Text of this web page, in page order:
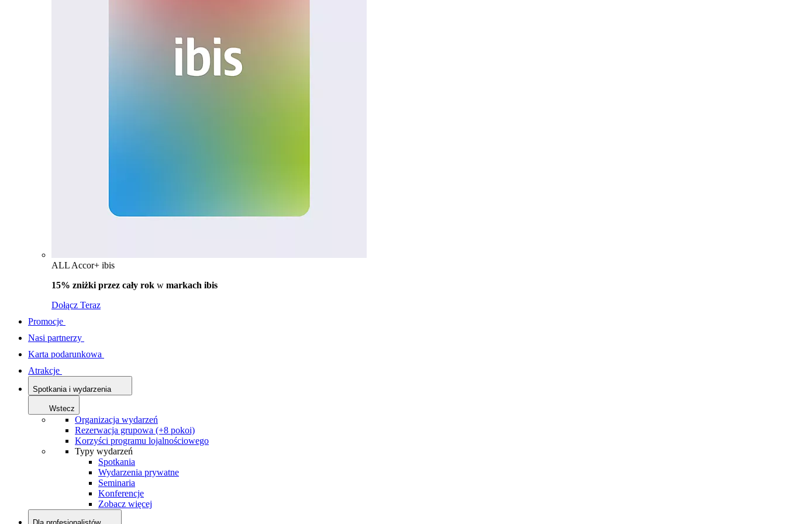
ALL Accor+ ibis
15% zniżki przez cały rok w markach ibis
Dołącz Teraz
Promocje
Nasi partnerzy
Karta podarunkowa
Atrakcje
Spotkania i wydarzenia
Wstecz
Organizacja wydarzeń
Rezerwacja grupowa (+8 pokoi)
Korzyści programu lojalnościowego
Typy wydarzeń
Spotkania
Wydarzenia prywatne
Seminaria
Konferencje
Zobacz więcej